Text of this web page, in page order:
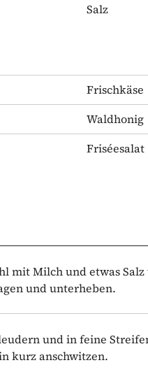
Salz
Frischkäse
Waldhonig
Friséesalat
mit Milch und etwas
und unterheben.
und in feine
kurz anschwitzen.